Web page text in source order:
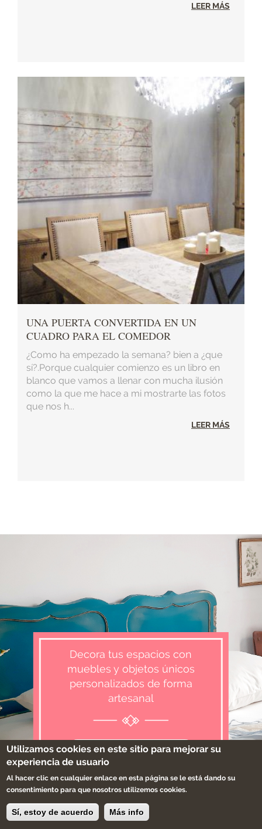
LEER MÁS
UNA PUERTA CONVERTIDA EN UN
CUADRO PARA EL COMEDOR
¿Como ha empezado la semana? bien a ¿que
sí?.Porque cualquier comienzo es un libro en
blanco que vamos a llenar con mucha ilusión
como la que me hace a mi mostrarte las fotos
que nos h...
LEER MÁS
Decora tus espacios con
muebles y objetos únicos
personalizados de forma
artesanal
Descúbrelos
Utilizamos cookies en este sitio para mejorar su
experiencia de usuario
Al hacer clic en cualquier enlace en esta página se le está dando su
consentimiento para que nosotros utilizemos cookies.
Sí, estoy de acuerdo Más info